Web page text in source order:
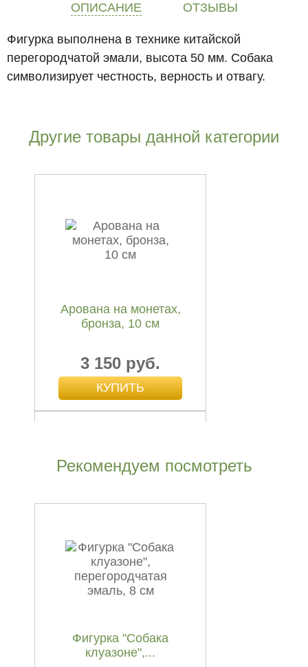
ОПИСАНИЕ ОТЗЫВЫ
Фигурка выполнена в технике китайской
перегородчатой эмали, высота 50 мм. Собака
символизирует честность, верность и отвагу.
Другие товары данной категории
Арована на монетах,
бронза, 10 см
3 150 руб.
Арована плывущая,
бронза, 27 см
11 200 руб.
Рекомендуем посмотреть
Фигурка "Собака
клуазоне",...